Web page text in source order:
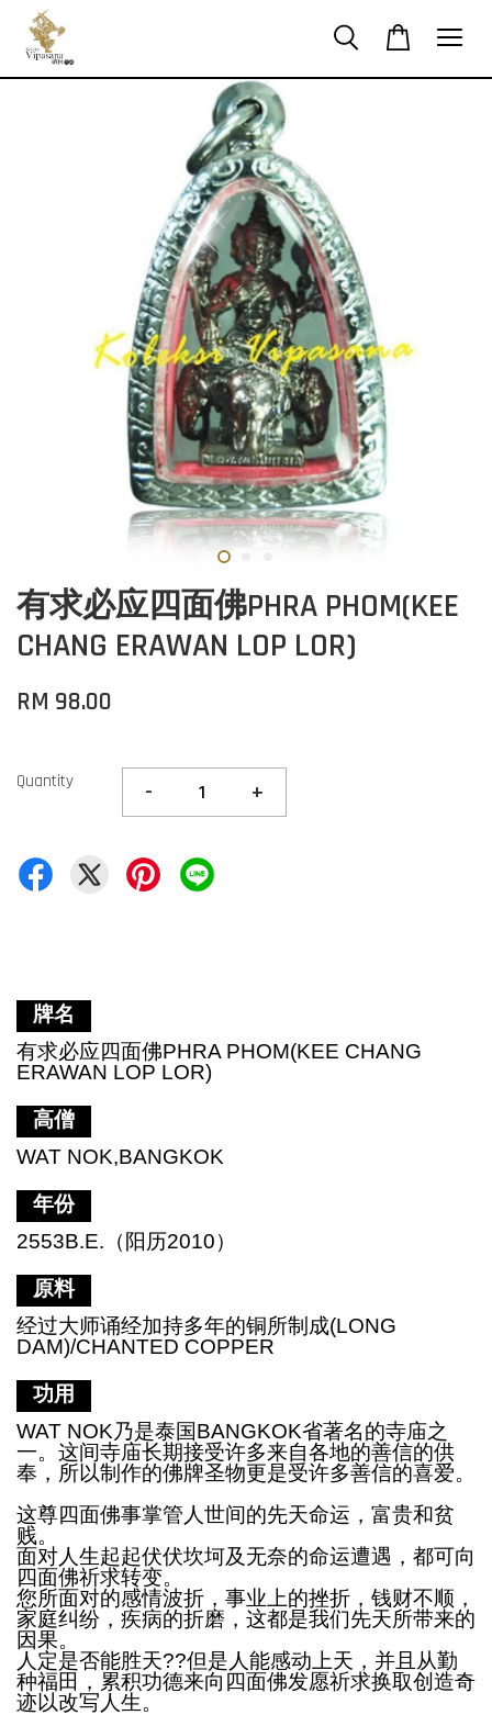
有求必应四面佛PHRA PHOM(KEE
CHANG ERAWAN LOP LOR)
RM 98.00
Quantity - +
牌名
有求必应四面佛PHRA PHOM(KEE CHANG
ERAWAN LOP LOR)
高僧
WAT NOK,BANGKOK
年份
2553B.E.（阳历2010）
原料
经过大师诵经加持多年的铜所制成(LONG
DAM)/CHANTED COPPER
功用
WAT NOK乃是泰国BANGKOK省著名的寺庙之
一。这间寺庙长期接受许多来自各地的善信的供
奉，所以制作的佛牌圣物更是受许多善信的喜爱。
这尊四面佛事掌管人世间的先天命运，富贵和贫
贱。
面对人生起起伏伏坎坷及无奈的命运遭遇，都可向
四面佛祈求转变。
您所面对的感情波折，事业上的挫折，钱财不顺，
家庭纠纷，疾病的折磨，这都是我们先天所带来的
因果。
人定是否能胜天??但是人能感动上天，并且从勤
种福田，累积功德来向四面佛发愿祈求换取创造奇
迹以改写人生。